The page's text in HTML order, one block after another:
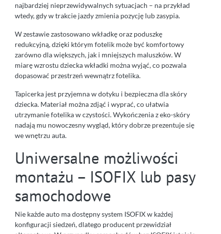
najbardziej nieprzewidywalnych sytuacjach – na przykład
wtedy, gdy w trakcie jazdy zmienia pozycję lub zasypia.
W zestawie zastosowano wkładkę oraz poduszkę
redukcyjną, dzięki którym fotelik może być komfortowy
zarówno dla większych, jak i mniejszych maluszków. W
miarę wzrostu dziecka wkładki można wyjąć, co pozwala
dopasować przestrzeń wewnątrz fotelika.
Tapicerka jest przyjemna w dotyku i bezpieczna dla skóry
dziecka. Materiał można zdjąć i wyprać, co ułatwia
utrzymanie fotelika w czystości. Wykończenia z eko-skóry
nadają mu nowoczesny wygląd, który dobrze prezentuje się
we wnętrzu auta.
Uniwersalne możliwości
montażu – ISOFIX lub pasy
samochodowe
Nie każde auto ma dostępny system ISOFIX w każdej
konfiguracji siedzeń, dlatego producent przewidział